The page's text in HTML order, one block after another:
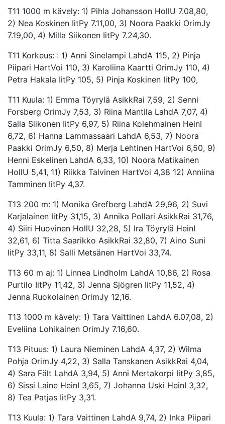
T11 1000 m kävely: 1) Pihla Johansson HollU 7.08,80,
2) Nea Koskinen IitPy 7.11,00, 3) Noora Paakki OrimJy
7.19,00, 4) Milla Siikonen IitPy 7.24,30.
T11 Korkeus: : 1) Anni Sinelampi LahdA 115, 2) Pinja
Piipari HartVoi 110, 3) Karoliina Kaartti OrimJy 110, 4)
Petra Hakala IitPy 105, 5) Pinja Koskinen IitPy 100,
T11 Kuula: 1) Emma Töyrylä AsikkRai 7,59, 2) Senni
Forsberg OrimJy 7,53, 3) Riina Mantila LahdA 7,07, 4)
Salla Siikonen IitPy 6,97, 5) Riina Kolehmainen HeinI
6,72, 6) Hanna Lammassaari LahdA 6,53, 7) Noora
Paakki OrimJy 6,50, 8) Merja Lehtinen HartVoi 6,50, 9)
Henni Eskelinen LahdA 6,33, 10) Noora Matikainen
HollU 5,41, 11) Riikka Talvinen HartVoi 4,38 12) Anniina
Tamminen IitPy 4,37.
T13 200 m: 1) Monika Grefberg LahdA 29,96, 2) Suvi
Karjalainen IitPy 31,15, 3) Annika Pollari AsikkRai 31,76,
4) Siiri Huovinen HollU 32,28, 5) Ira Töyrylä HeinI
32,61, 6) Titta Saarikko AsikkRai 32,80, 7) Aino Suni
IitPy 33,11, 8) Salli Metsänen HartVoi 33,74.
T13 60 m aj: 1) Linnea Lindholm LahdA 10,86, 2) Rosa
Purtilo IitPy 11,42, 3) Jenna Sjögren IitPy 11,52, 4)
Jenna Ruokolainen OrimJy 12,16.
T13 1000 m kävely: 1) Tara Vaittinen LahdA 6.07,08, 2)
Eveliina Lohikainen OrimJy 7.16,60.
T13 Pituus: 1) Laura Nieminen LahdA 4,37, 2) Wilma
Pohja OrimJy 4,22, 3) Salla Tanskanen AsikkRai 4,04,
4) Sara Fält LahdA 3,94, 5) Anni Mertakorpi IitPy 3,85,
6) Sissi Laine HeinI 3,65, 7) Johanna Uski HeinI 3,32,
8) Tea Patjas IitPy 3,31.
T13 Kuula: 1) Tara Vaittinen LahdA 9,74, 2) Inka Piipari